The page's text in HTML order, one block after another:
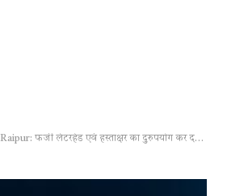
Raipur: फर्जी लेटरहेड एवं हस्ताक्षर का दुरुपयोग कर दस्तावेज तैयार करने वाला च्वॉइस सेंटर संचालक गिरफ्तार